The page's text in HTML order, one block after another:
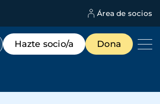
Área de socios
Menú
de
destacados
Hazte socio/a Dona